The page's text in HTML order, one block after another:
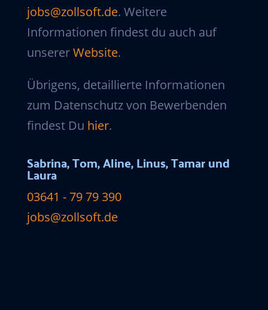
jobs@zollsoft.de. Weitere
Informationen findest du auch auf
unsererWebsite.
Übrigens, detaillierte Informationen
zum Datenschutz von Bewerbenden
findest Du hier.
Sabrina, Tom, Aline, Linus, Tamar und
Laura
03641 - 79 79 390
jobs@zollsoft.de